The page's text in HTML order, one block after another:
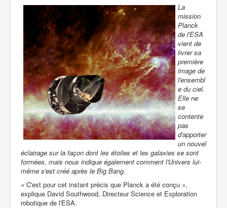
La
mission
Planck
de l'ESA
vient de
livrer sa
première
image de
l'ensembl
e du ciel.
Elle ne
se
contente
pas
d'apporter
un nouvel
éclairage sur la façon dont les étoiles et les galaxies se sont
formées, mais nous indique également comment l'Univers lui-
même s'est créé après le Big Bang.
« C'est pour cet instant précis que Planck a été conçu »,
explique David Southwood, Directeur Science et Exploration
robotique de l'ESA.